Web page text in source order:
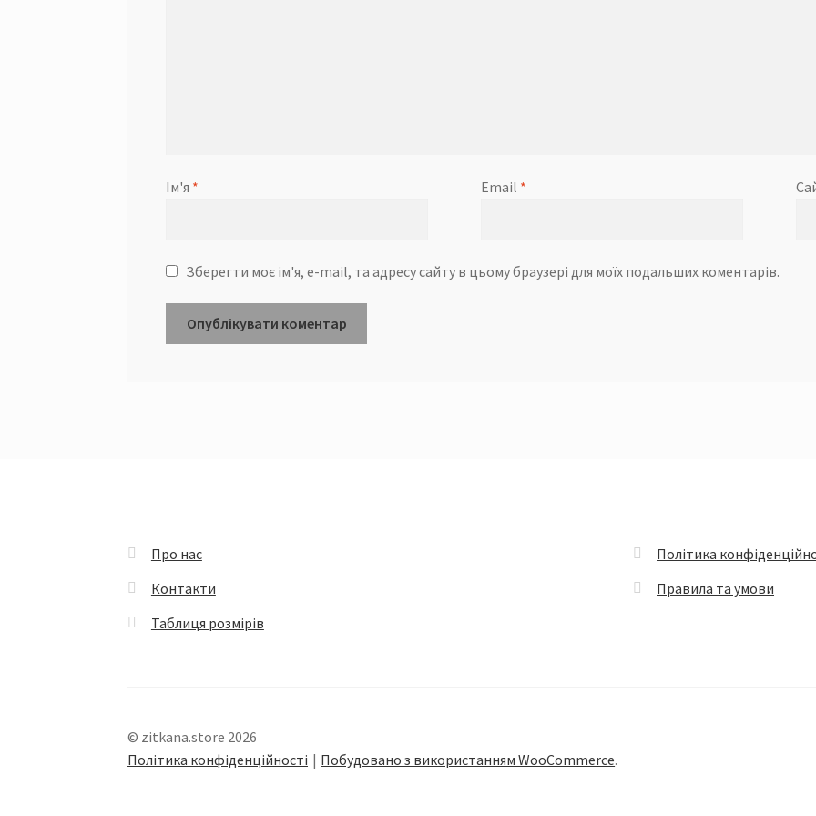
Ім'я * Email *
Зберегти моє ім'я, e-mail, та адресу сайту в цьому браузері для моїх подальших коментарів.
Про нас
Контакти
Таблиця розмірів
Політика
Правила та умови
© zitkana.store 2026
Політика конфіденційності
Побудовано з використанням WooCommerce.